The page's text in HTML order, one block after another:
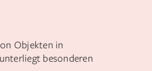
Objekten in
besonderen